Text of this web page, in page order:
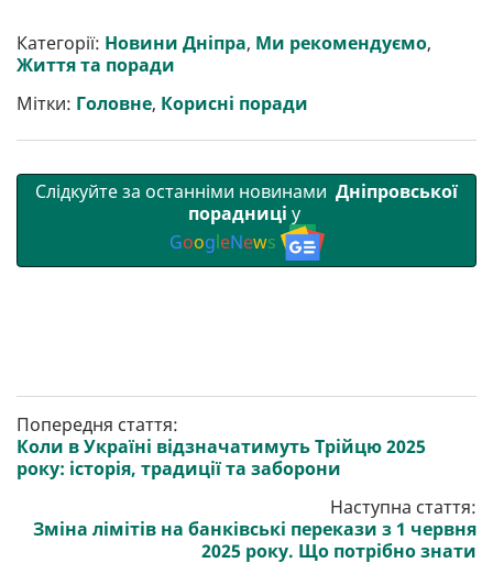
р
и
т
b
o
o
t
e
r
l g
r
s
A
r l
Категорії: Новини Дніпра, Ми рекомендуємо,
Життя та поради
Мітки: Головне, Корисні поради
Слідкуйте за останніми новинами Дніпровської
порадниці у
GoogleNews
Попередня стаття:
Коли в Україні відзначатимуть Трійцю 2025
року: історія, традиції та заборони
Наступна стаття:
Зміна лімітів на банківські перекази з 1 червня
2025 року. Що потрібно знати